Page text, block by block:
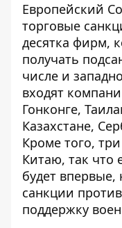
Европейский
торговые
десятка фирм,
получать
числе и
входят
Гонконге,
Казахстане,
Кроме того,
Китаю, так что
будет впервые,
санкции
поддержку